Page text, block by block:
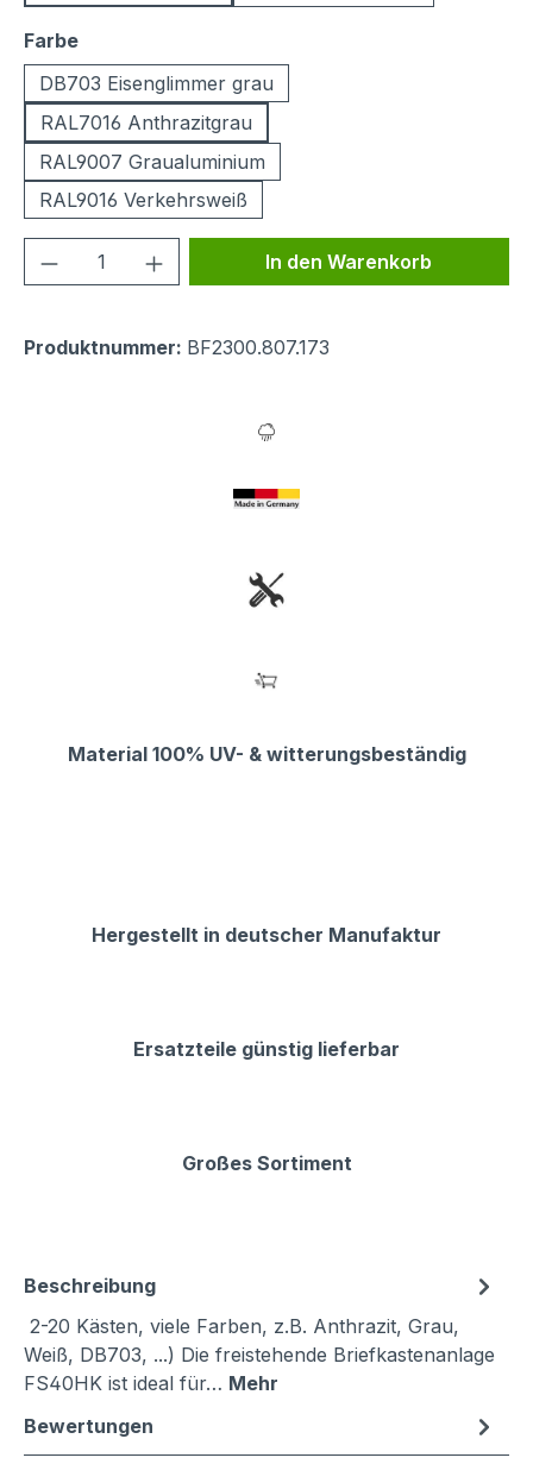
Farbeauswählen
DB703 Eisenglimmer grau
RAL7016 Anthrazitgrau
RAL9007 Graualuminium
RAL9016 Verkehrsweiß
Produkt Anzahl: Gib denIn den Warenkorb
Produktnummer: BF2300.807.173
Material 100% UV- & witterungsbeständig
Hergestellt in deutscher Manufaktur
Ersatzteile günstig lieferbar
Großes Sortiment
Beschreibung
2-20 Kästen, viele Farben, z.B. Anthrazit, Grau,
Weiß, DB703, ...) Die freistehende Briefkastenanlage
FS40HK ist ideal für… Mehr
Bewertungen